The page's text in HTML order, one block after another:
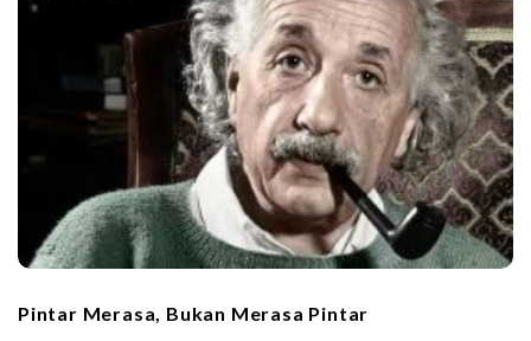
Pintar Merasa, Bukan Merasa Pintar